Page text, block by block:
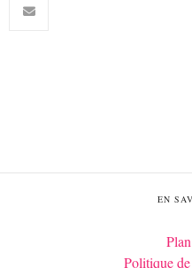
EN
Politique